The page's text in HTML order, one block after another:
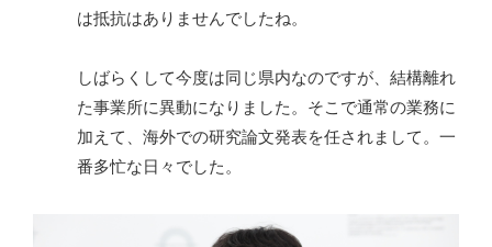
は抵抗はありませんでしたね。
しばらくして今度は同じ県内なのですが、結構離れ
た事業所に異動になりました。そこで通常の業務に
加えて、海外での研究論文発表を任されまして。一
番多忙な日々でした。